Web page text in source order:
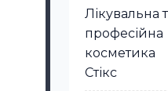
Лікувальна
професійна
косметика
Стікc